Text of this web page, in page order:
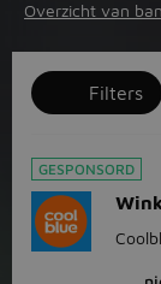
Overzicht van
Filters
GESPONSORD